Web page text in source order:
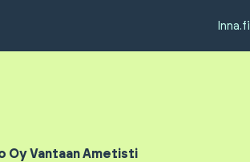
Inna.fi
Oy Vantaan Ametisti